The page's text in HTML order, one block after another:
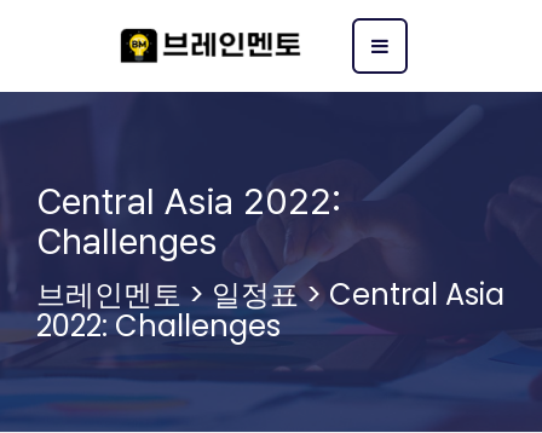
Central Asia 2022:
Challenges
브레인멘토 >일정표>Central Asia
2022: Challenges